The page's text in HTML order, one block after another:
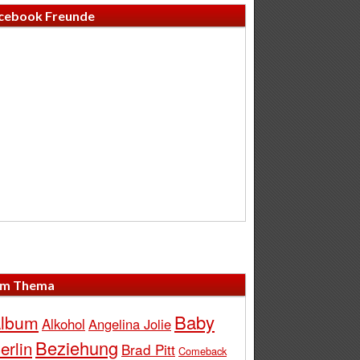
Freunde
Thema
Alkohol Angelina Jolie Baby
Beziehung Brad Pitt Comeback